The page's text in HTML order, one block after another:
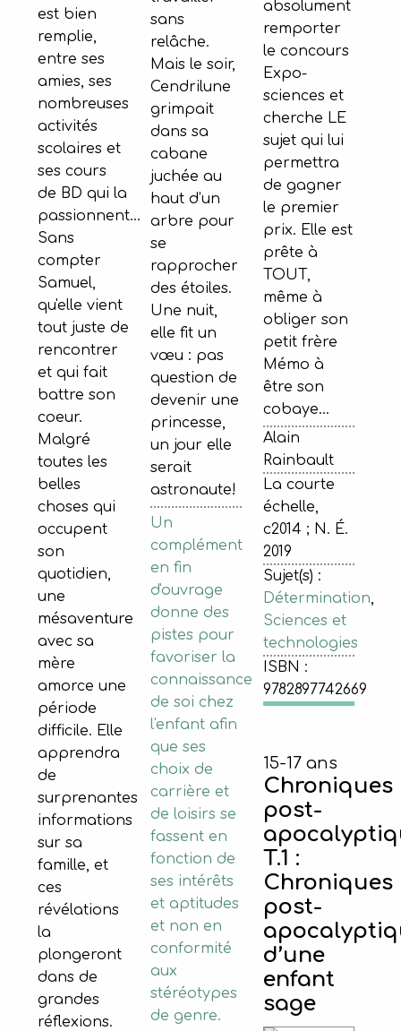
est bien
remplie,
entre ses
amies, ses
nombreuses
activités
scolaires et
ses cours
de BD qui la
passionnent...
Sans
compter
Samuel,
qu'elle vient
tout juste de
rencontrer
et qui fait
battre son
coeur.
Malgré
toutes les
belles
choses qui
occupent
son
quotidien,
une
mésaventure
avec sa
mère
amorce une
période
difficile. Elle
apprendra
de
surprenantes
informations
sur sa
famille, et
ces
révélations
la
plongeront
dans de
grandes
réflexions.
sans
relâche.
Mais le soir,
Cendrilune
grimpait
dans sa
cabane
juchée au
haut d’un
arbre pour
se
rapprocher
des étoiles.
Une nuit,
elle fit un
vœu : pas
question de
devenir une
princesse,
un jour elle
serait
astronaute!
Un
complément
en fin
d'ouvrage
donne des
pistes pour
favoriser la
connaissance
de soi chez
l'enfant afin
que ses
choix de
carrière et
de loisirs se
fassent en
fonction de
ses intérêts
et aptitudes
et non en
conformité
aux
stéréotypes
de genre.
absolument
remporter
le concours
Expo-
sciences et
cherche LE
sujet qui lui
permettra
de gagner
le premier
prix. Elle est
prête à
TOUT,
même à
obliger son
petit frère
Mémo à
être son
cobaye…
Alain
Rainbault
La courte
échelle,
c2014 ; N. É.
2019
Sujet(s) :
Détermination,
Sciences et
technologies
ISBN :
9782897742669
15-17 ans
Chroniques
post-
T.1 :
Chroniques
post-
d’une
enfant
sage